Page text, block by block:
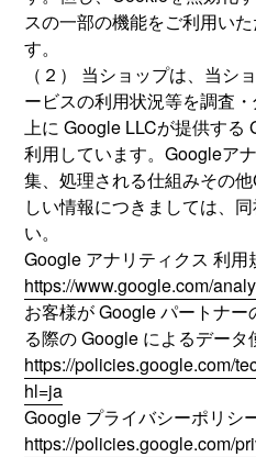
スの一部の機能をご利用い
す。
（２） 当ショップは、当シ
ービスの利用状況等を調査
上に Google LLCが提供する
利用しています。Googleア
集、処理される仕組みその
しい情報につきましては、
い。
Google アナリティクス 利用
https://www.google.com/
お客様が Google パートナ
る際の Google によるデータ
https://policies.google.com/
hl=ja
Google プライバシーポリシ
https://policies.google.com/